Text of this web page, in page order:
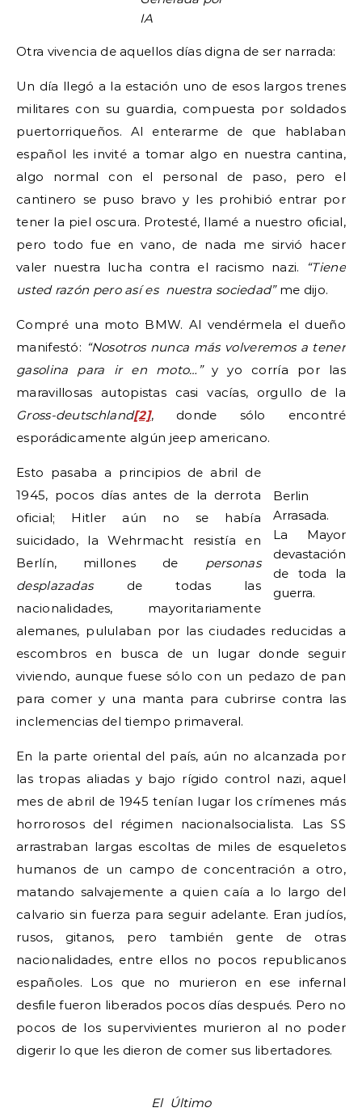
IA
Otra vivencia de aquellos días digna de ser narrada:
Un día llegó a la estación uno de esos largos trenes
militares con su guardia, compuesta por soldados
puertorriqueños. Al enterarme de que hablaban
español les invité a tomar algo en nuestra cantina,
algo normal con el personal de paso, pero el
cantinero se puso bravo y les prohibió entrar por
tener la piel oscura. Protesté, llamé a nuestro oficial,
pero todo fue en vano, de nada me sirvió hacer
valer nuestra lucha contra el racismo nazi.
“Tiene
usted razón pero así es nuestra sociedad”me dijo.
Compré una moto BMW. Al vendérmela el dueño
manifestó: “Nosotros nunca más volveremos a tener
gasolina para ir en moto…”y yo corría por las
maravillosas autopistas casi vacías, orgullo de la
Gross-deutschland[2], donde sólo encontré
esporádicamente algún jeep americano.
Berlin
Arrasada.
La Mayor
devastación
de toda la
guerra.
Esto pasaba a principios de abril de
1945, pocos días antes de la derrota
oficial; Hitler aún no se había
suicidado, la Wehrmacht resistía en
Berlín, millones de personas
desplazadasde todas las
nacionalidades, mayoritariamente
alemanes, pululaban por las ciudades reducidas a
escombros en busca de un lugar donde seguir
viviendo, aunque fuese sólo con un pedazo de pan
para comer y una manta para cubrirse contra las
inclemencias del tiempo primaveral.
En la parte oriental del país, aún no alcanzada por
las tropas aliadas y bajo rígido control nazi, aquel
mes de abril de 1945 tenían lugar los crímenes más
horrorosos del régimen nacionalsocialista. Las SS
arrastraban largas escoltas de miles de esqueletos
humanos de un campo de concentración a otro,
matando salvajemente a quien caía a lo largo del
calvario sin fuerza para seguir adelante. Eran judíos,
rusos, gitanos, pero también gente de otras
nacionalidades, entre ellos no pocos republicanos
españoles. Los que no murieron en ese infernal
desfile fueron liberados pocos días después. Pero no
pocos de los supervivientes murieron al no poder
digerir lo que les dieron de comer sus libertadores.
El Último